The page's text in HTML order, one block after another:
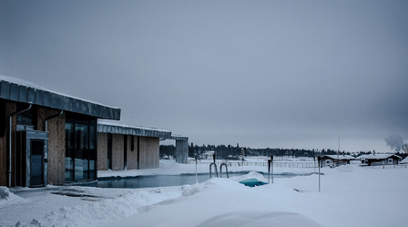
Kallt varmbad på taket
2011